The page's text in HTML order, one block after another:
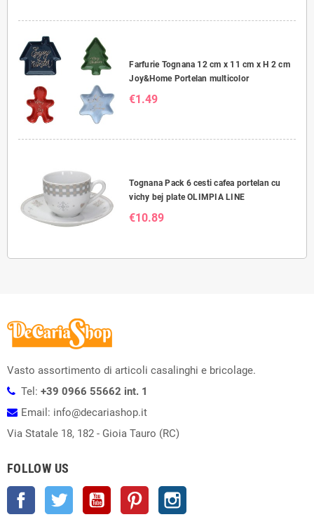
Farfurie Tognana 12 cm x 11 cm x H 2 cm
Joy&Home Portelan multicolor
€1.49
Tognana Pack 6 cesti cafea portelan cu
vichy bej plate OLIMPIA LINE
€10.89
Vasto assortimento di articoli casalinghi e bricolage.
Tel: +39 0966 55662 int. 1
Email: info@decariashop.it
Via Statale 18, 182 - Gioia Tauro (RC)
FOLLOW US
Facebook Twitter YouTube Pinterest